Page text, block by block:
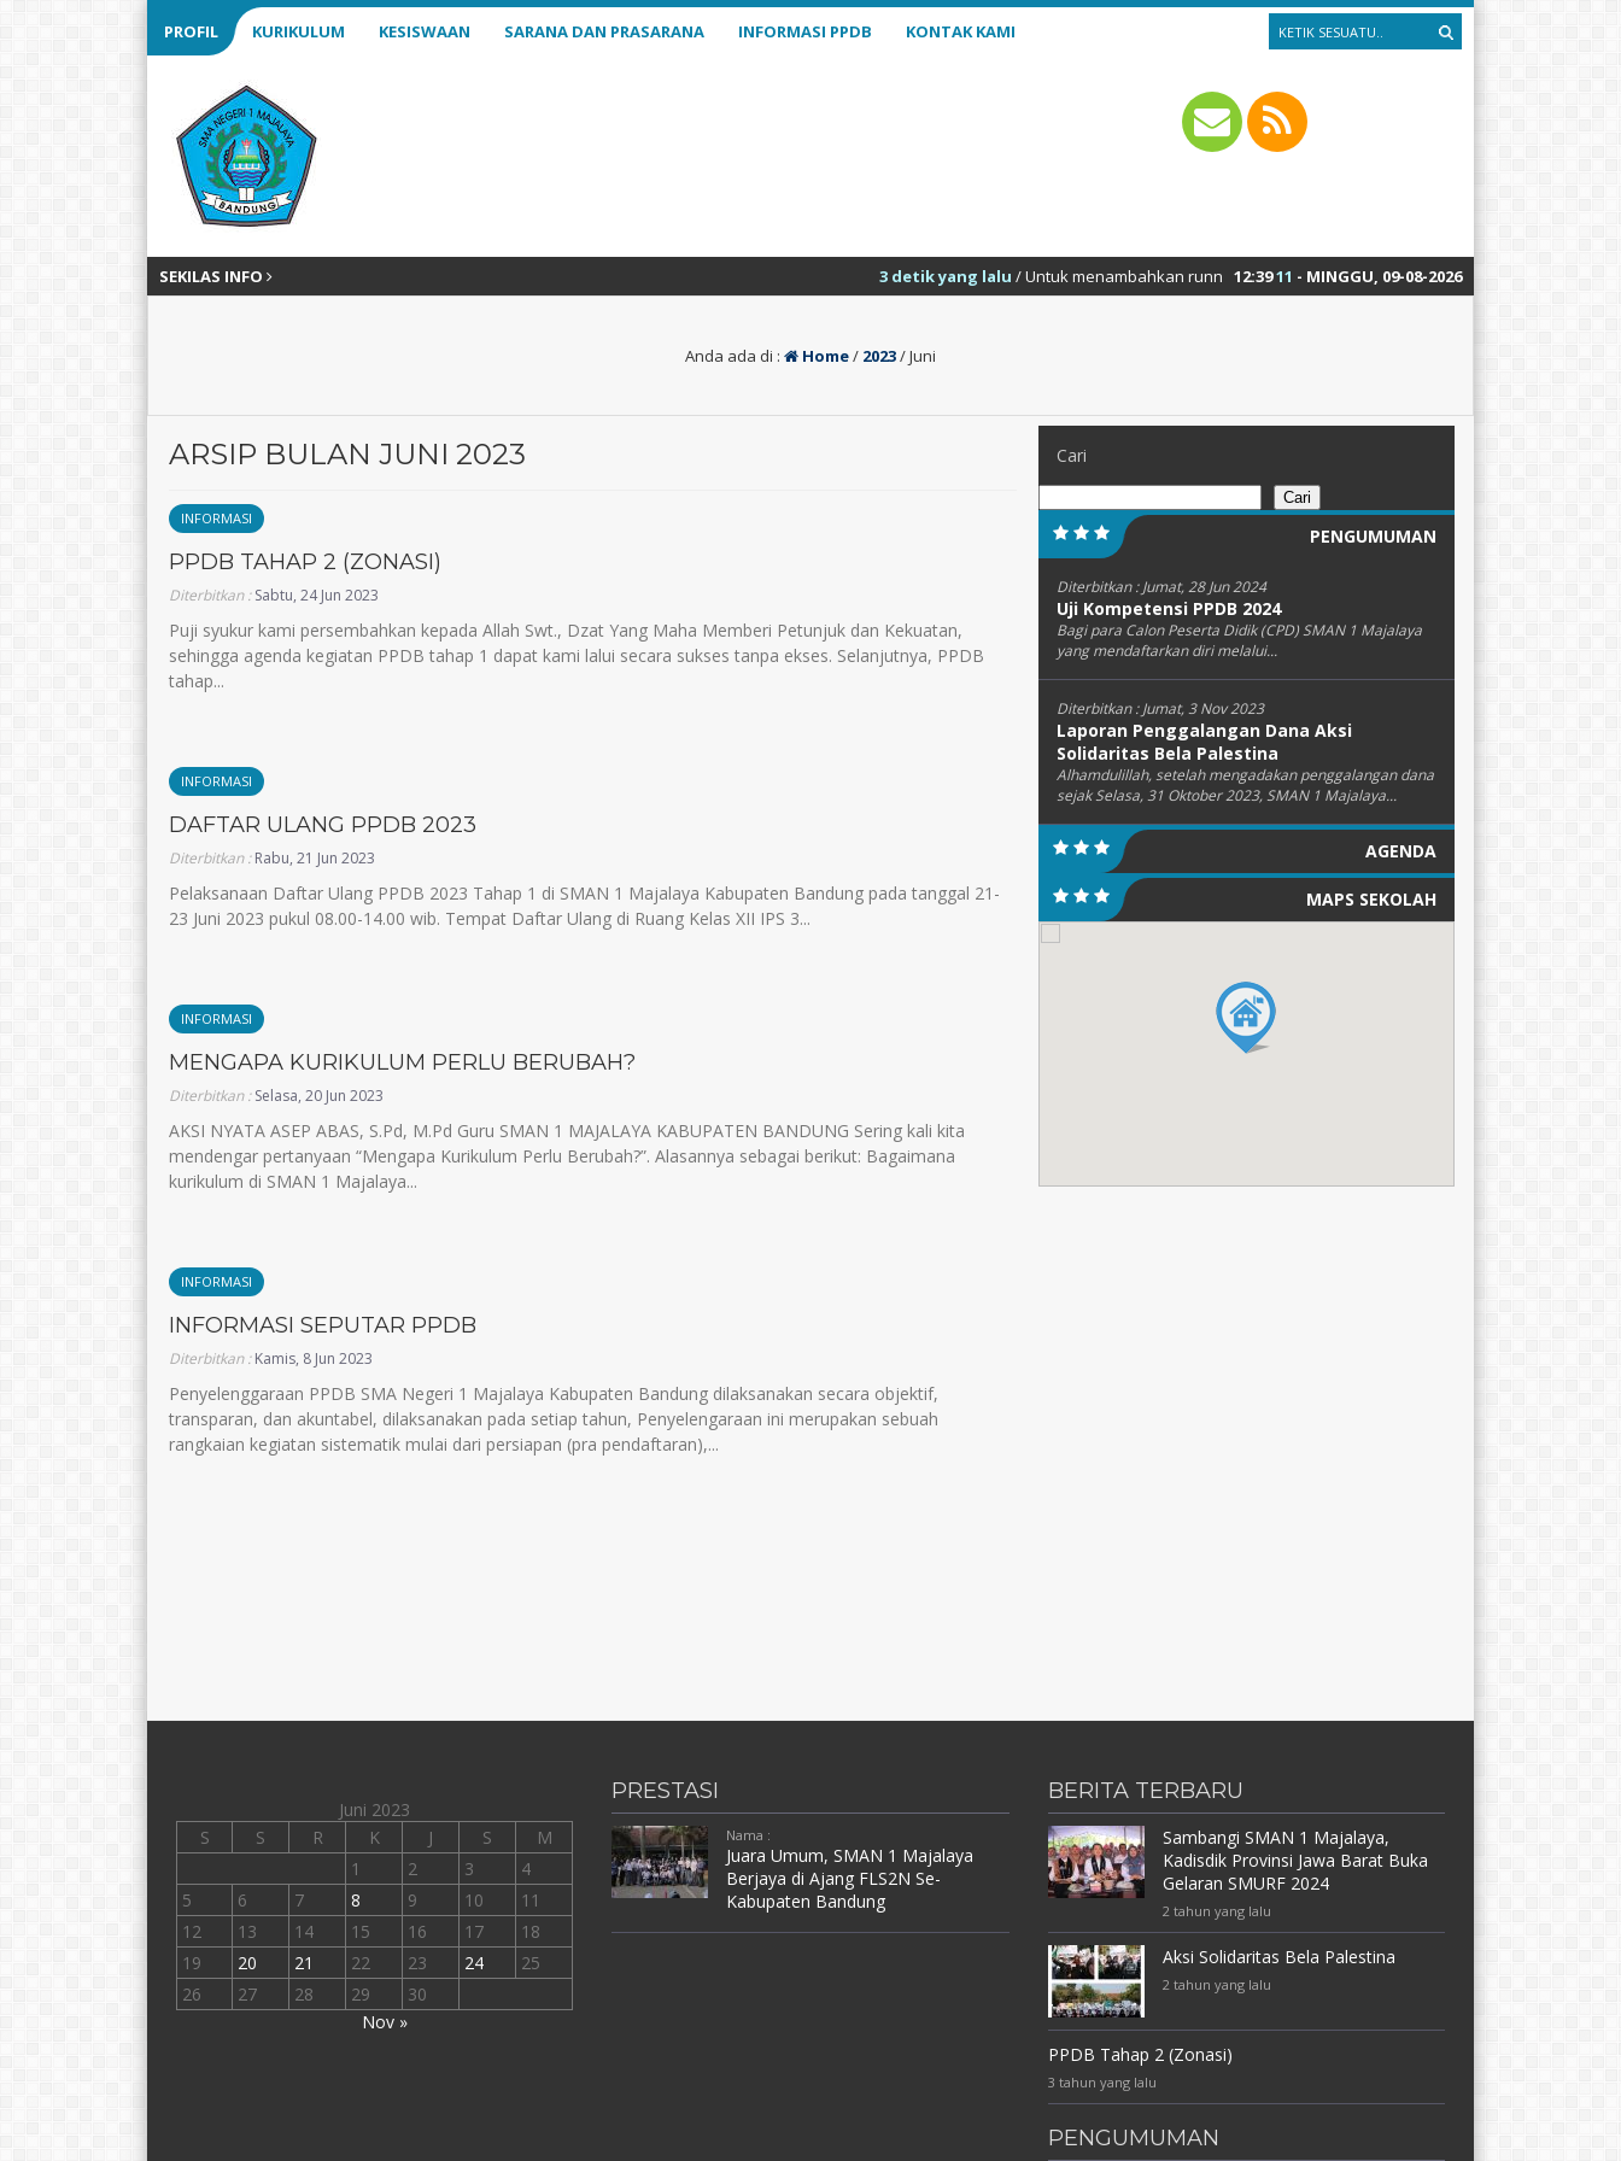
PROFIL KURIKULUM KESISWAAN SARANA DAN PRASARANA INFORMASI PPDB KONTAK KAMI
SEKILAS INFO 12:3911 - MINGGU, 09-08-2026
3 detik yang lalu/ Untuk menambahkan running text silahkan ke Dashboard > Sekilas Info
Anda ada di : Home/ 2023/Juni
ARSIP BULAN JUNI 2023
INFORMASI
PPDB TAHAP 2 (ZONASI)
Diterbitkan :Sabtu, 24 Jun 2023
Puji syukur kami persembahkan kepada Allah Swt., Dzat Yang Maha Memberi Petunjuk dan Kekuatan,
sehingga agenda kegiatan PPDB tahap 1 dapat kami lalui secara sukses tanpa ekses. Selanjutnya, PPDB
tahap...
INFORMASI
DAFTAR ULANG PPDB 2023
Diterbitkan :Rabu, 21 Jun 2023
Pelaksanaan Daftar Ulang PPDB 2023 Tahap 1 di SMAN 1 Majalaya Kabupaten Bandung pada tanggal 21-
23 Juni 2023 pukul 08.00-14.00 wib. Tempat Daftar Ulang di Ruang Kelas XII IPS 3...
INFORMASI
MENGAPA KURIKULUM PERLU BERUBAH?
Diterbitkan :Selasa, 20 Jun 2023
AKSI NYATA ASEP ABAS, S.Pd, M.Pd Guru SMAN 1 MAJALAYA KABUPATEN BANDUNG Sering kali kita
mendengar pertanyaan “Mengapa Kurikulum Perlu Berubah?”. Alasannya sebagai berikut: Bagaimana
kurikulum di SMAN 1 Majalaya...
INFORMASI
INFORMASI SEPUTAR PPDB
Diterbitkan :Kamis, 8 Jun 2023
Penyelenggaraan PPDB SMA Negeri 1 Majalaya Kabupaten Bandung dilaksanakan secara objektif,
transparan, dan akuntabel, dilaksanakan pada setiap tahun, Penyelengaraan ini merupakan sebuah
rangkaian kegiatan sistematik mulai dari persiapan (pra pendaftaran),...
Cari
Cari
PENGUMUMAN
Diterbitkan :Jumat, 28 Jun 2024
Uji Kompetensi PPDB 2024
Bagi para Calon Peserta Didik (CPD) SMAN 1 Majalaya
yang mendaftarkan diri melalui...
Diterbitkan :Jumat, 3 Nov 2023
Laporan Penggalangan Dana Aksi
Solidaritas Bela Palestina
Alhamdulillah, setelah mengadakan penggalangan dana
sejak Selasa, 31 Oktober 2023, SMAN 1 Majalaya...
AGENDA
MAPS SEKOLAH
Juni 2023
S
S R K J S
M
1
2 3
4
5
6 7 8 9 10
11
12
13 14 15 16 17
18
19
20 21 22 23 24
25
26
27 28 29
30
Nov »
PRESTASI
Nama :
Juara Umum, SMAN 1 Majalaya
Berjaya di Ajang FLS2N Se-
Kabupaten Bandung
BERITA TERBARU
Sambangi SMAN 1 Majalaya,
Kadisdik Provinsi Jawa Barat Buka
Gelaran SMURF 2024
2 tahun yang lalu
Aksi Solidaritas Bela Palestina
2 tahun yang lalu
PPDB Tahap 2 (Zonasi)
3 tahun yang lalu
PENGUMUMAN